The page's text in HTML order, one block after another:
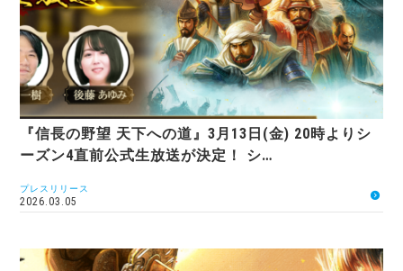
『信長の野望 天下への道』3月13日(金) 20時よりシ
ーズン4直前公式生放送が決定！ シ…
プレスリリース
2026.03.05